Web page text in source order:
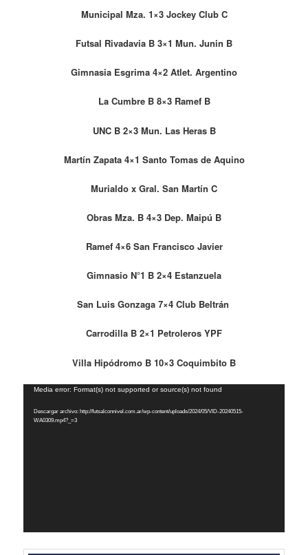
Municipal Mza. 1×3 Jockey Club C
Futsal Rivadavia B 3×1 Mun. Junin B
Gimnasia Esgrima 4×2 Atlet. Argentino
La Cumbre B 8×3 Ramef B
UNC B 2×3 Mun. Las Heras B
Martín Zapata 4×1 Santo Tomas de Aquino
Murialdo x Gral. San Martín C
Obras Mza. B 4×3 Dep. Maipú B
Ramef 4×6 San Francisco Javier
Gimnasio N°1 B 2×4 Estanzuela
San Luis Gonzaga 7×4 Club Beltrán
Carrodilla B 2×1 Petroleros YPF
Villa Hipódromo B 10×3 Coquimbito B
Reproductor
vídeo
Media error: Format(s) not supported or source(s) not found
Descargar archivo: http://futsalconnivel.com.ar/wp-content/uploads/2024/05/VID-20240515-
WA0309.mp4?_=3